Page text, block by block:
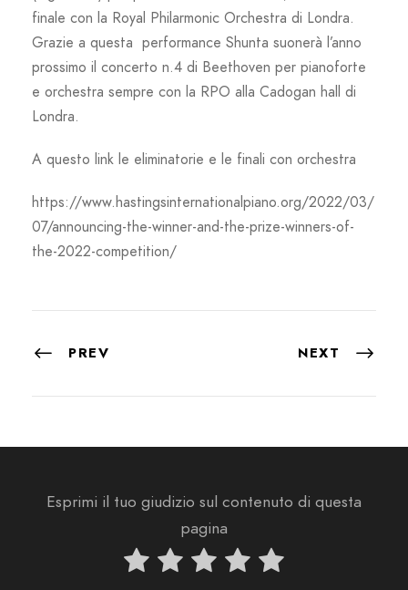
finale con la Royal Philarmonic Orchestra di Londra.
Grazie a questa performance Shunta suonerà l’anno
prossimo il concerto n.4 di Beethoven per pianoforte
e orchestra sempre con la RPO alla Cadogan hall di
Londra.
A questo link le eliminatorie e le finali con orchestra
https://www.hastingsinternationalpiano.org/2022/03/
07/announcing-the-winner-and-the-prize-winners-of-
the-2022-competition/
PREV NEXT
Esprimi il tuo giudizio sul contenuto di questa
pagina